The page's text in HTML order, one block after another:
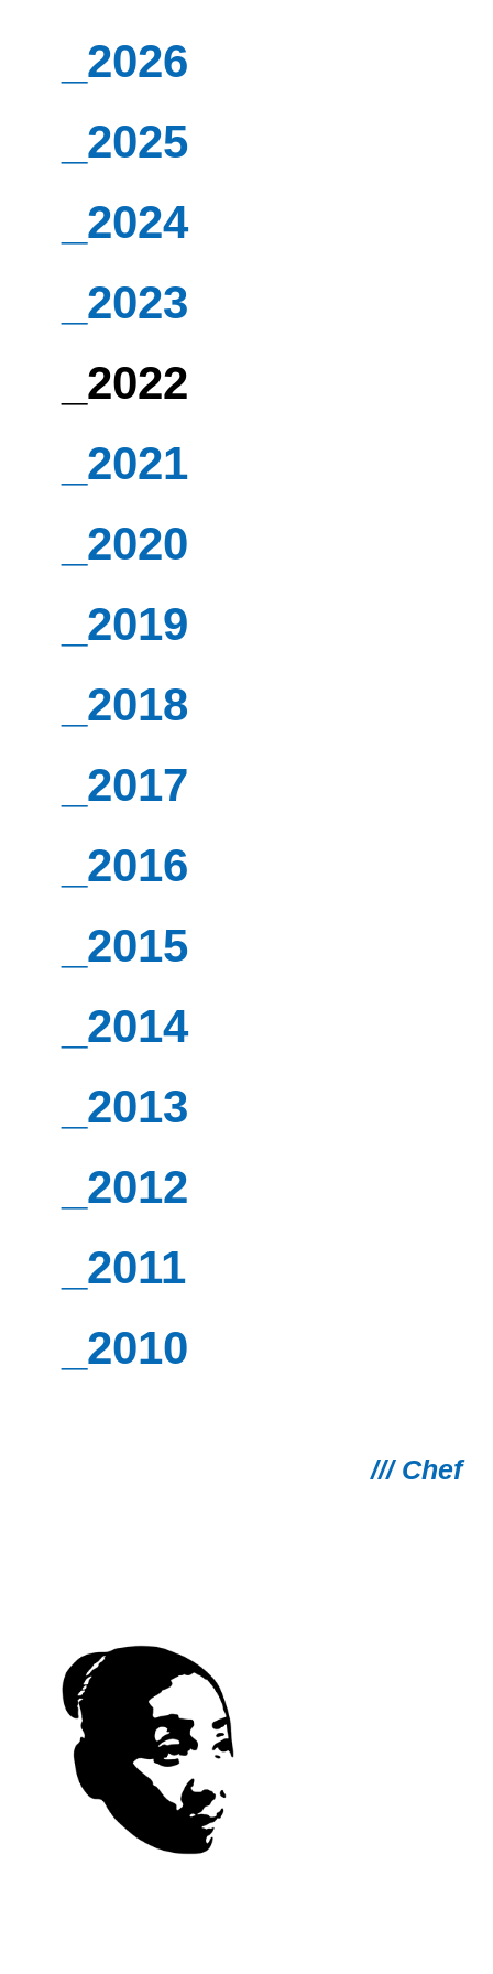
_2026
_2025
_2024
_2023
_2022
_2021
_2020
_2019
_2018
_2017
_2016
_2015
_2014
_2013
_2012
_2011
_2010
/// Chef